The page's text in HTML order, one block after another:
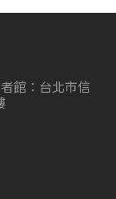
館：台北市信